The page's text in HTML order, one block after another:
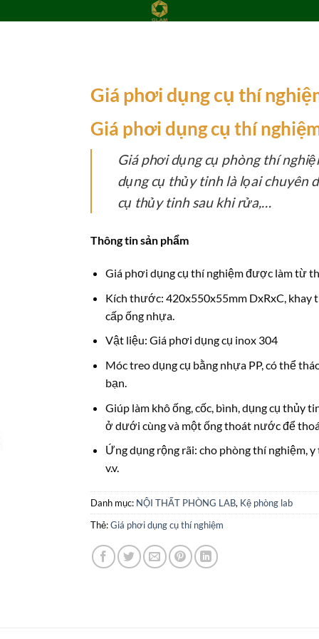
Giá phơi dụng cụ thí
Giá phơi dụng cụ thí
Giá phơi dụng cụ phòng thí
dụng cụ thủy tinh là lọai chuyên
cụ thủy tinh sau khi rửa,…
Thông tin sản phẩm
Giá phơi dụng cụ thí nghiệm được làm từ
Kích thước: 420x550x55mm DxRxC, khay
cấp ống nhựa.
Vật liệu: Giá phơi dụng cụ inox 304
Móc treo dụng cụ bằng nhựa PP, có thể
bạn.
Giúp làm khô ống, cốc, bình, dụng cụ thủy
ở dưới cùng và một ống thoát nước để
Ứng dụng rộng rãi: cho phòng thí nghiệm,
v.v.
Danh mục: NỘI THẤT PHÒNG LAB, Kệ phòng lab
Thẻ:Giá phơi dụng cụ thí nghiệm